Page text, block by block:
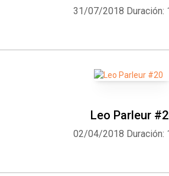
31/07/2018 Duración:
Leo Parleur
02/04/2018 Duración: